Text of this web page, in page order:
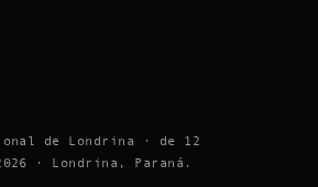
de Londrina · de 12
· Londrina, Paraná.